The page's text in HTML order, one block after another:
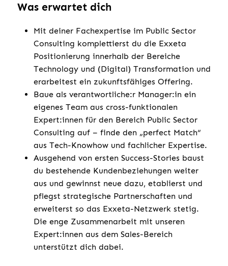
Was erwartet dich
Mit deiner Fachexpertise im Public Sector
Consulting komplettierst du die Exxeta
Positionierung innerhalb der Bereiche
Technology und (Digital) Transformation und
erarbeitest ein zukunftsfähiges Offering.
Baue als verantwortliche:r Manager:in ein
eigenes Team aus cross-funktionalen
Expert:innen für den Bereich Public Sector
Consulting auf – finde den „perfect Match“
aus Tech-Knowhow und fachlicher Expertise.
Ausgehend von ersten Success-Stories baust
du bestehende Kundenbeziehungen weiter
aus und gewinnst neue dazu, etablierst und
pflegst strategische Partnerschaften und
erweiterst so das Exxeta-Netzwerk stetig.
Die enge Zusammenarbeit mit unseren
Expert:innen aus dem Sales-Bereich
unterstützt dich dabei.